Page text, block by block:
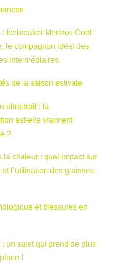
: Icebreaker Merinos Cool-
le compagnon idéal des
intermédiaires
de la saison estivale
ultra-trail : la
est-elle vraiment
?
la chaleur : quel impact sur
et l’utilisation des graisses
et blessures en
: un sujet qui prend de plus
!